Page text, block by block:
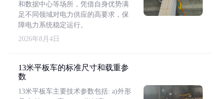
和数据中心等场所，凭借自身优势满
足不同领域对电力供应的高要求，保
障电力系统稳定运行。
2026年8月4日
13米平板车的标准尺寸和载重参
数
13米平板车主要技术参数包括: a)外形